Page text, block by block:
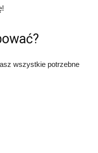
wszystkie potrzebne